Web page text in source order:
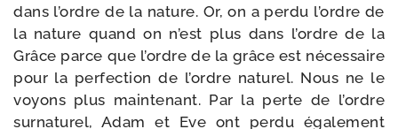
dans l’ordre de la nature. Or, on a per­du l’ordre de
la nature quand on n’est plus dans l’ordre de la
Grâce parce que l’ordre de la grâce est néces­saire
pour la per­fec­tion de l’ordre natu­rel. Nous ne le
voyons plus main­te­nant. Par la perte de l’ordre
sur­na­tu­rel, Adam et Eve ont per­du éga­le­ment